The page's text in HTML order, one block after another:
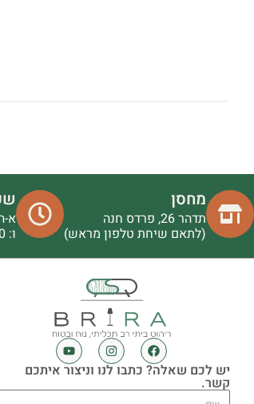
מחסן
תדהר 26, פרדס חנה
(לתאם שיחת טלפון מראש)
א-ה: 9:00
ו: 9:00 - 15:00
יש לכם שאלה? כתבו לנו וניצור איתכם
קשר.